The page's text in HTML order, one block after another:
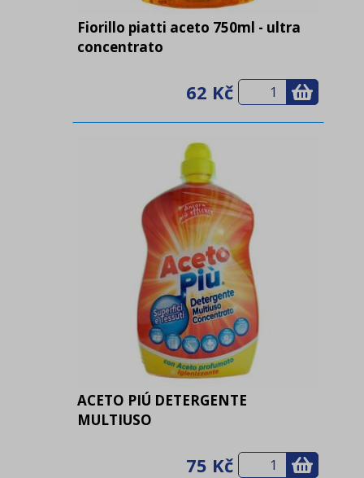
Fiorillo piatti aceto 750ml - ultra
concentrato
62 Kč
ACETO PIÚ DETERGENTE
MULTIUSO
75 Kč